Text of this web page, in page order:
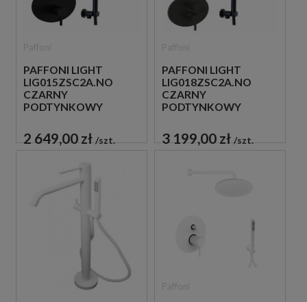
PAFFONI LIGHT
LIG015ZSC2A.NO
CZARNY
PODTYNKOWY
PRYSZNICOWY
2 649,00 zł szt.
PAFFONI LIGHT
LIG018ZSC2A.NO
CZARNY
PODTYNKOWY
PRYSZNICOWY
3 199,00 zł szt.